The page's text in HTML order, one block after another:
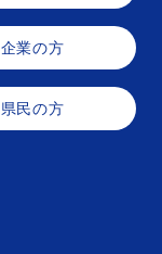
企業の方
県民の方